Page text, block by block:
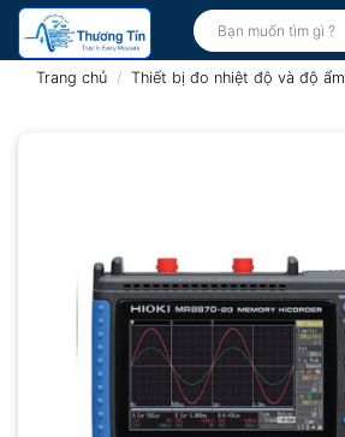
Bỏ
qua
Tìm
kiếm:
Trang chủ / Thiết bị đo nhiệt độ và độ ẩm